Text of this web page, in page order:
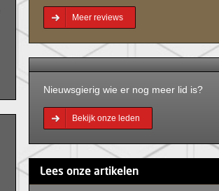
Meer reviews
Nieuwsgierig wie er nog meer lid is?
Bekijk onze leden
Lees onze artikelen